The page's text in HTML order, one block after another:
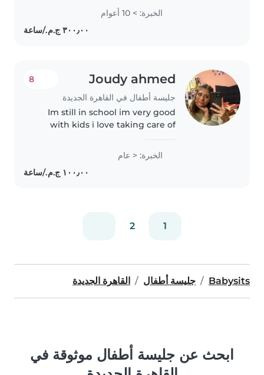
patience and creativity to my
role as a babysitter. As an
experienced parent and
الخبرة: > 10 أعوام
Joudy ahmed
جليسة أطفال في القاهرة الجديدة
8
Im still in school im very good
with kids i love taking care of
and build a relationship with
them i speak english and i have
a baby brother who i..
الخبرة: < عام
1
2
Babysits جليسة أطفال القاهرة الجديدة
ابحث عن جليسة أطفال موثوقة في